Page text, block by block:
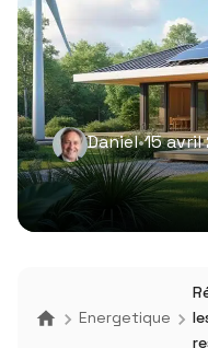
Daniel•15
Energetique